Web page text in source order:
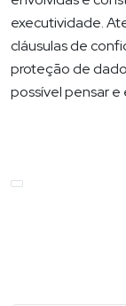
executividade.
cláusulas de
proteção de
possível pensar